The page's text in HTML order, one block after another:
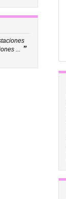
... ”